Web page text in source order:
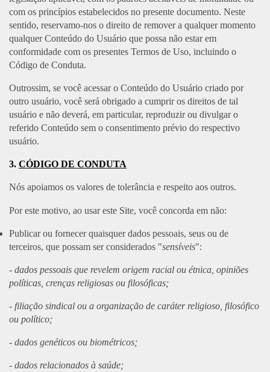
com os princípios estabelecidos no presente documento. Neste
sentido, reservamo-nos o direito de remover a qualquer momento
qualquer Conteúdo do Usuário que possa não estar em
conformidade com os presentes Termos de Uso, incluindo o
Código de Conduta.
Outrossim, se você acessar o Conteúdo do Usuário criado por
outro usuário, você será obrigado a cumprir os direitos de tal
usuário e não deverá, em particular, reproduzir ou divulgar o
referido Conteúdo sem o consentimento prévio do respectivo
usuário.
3. CÓDIGO DE CONDUTA
Nós apoiamos os valores de tolerância e respeito aos outros.
Por este motivo, ao usar este Site, você concorda em não:
Publicar ou fornecer quaisquer dados pessoais, seus ou de
terceiros, que possam ser considerados "sensíveis":
- dados pessoais que revelem origem racial ou étnica, opiniões
políticas, crenças religiosas ou filosóficas;
- filiação sindical ou a organização de caráter religioso, filosófico
ou político;
- dados genéticos ou biométricos;
- dados relacionados à saúde;